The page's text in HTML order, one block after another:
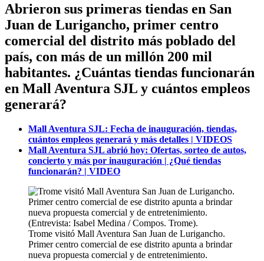
Abrieron sus primeras tiendas en San
Juan de Lurigancho, primer centro
comercial del distrito más poblado del
país, con más de un millón 200 mil
habitantes. ¿Cuántas tiendas funcionarán
en Mall Aventura SJL y cuántos empleos
generará?
Mall Aventura SJL: Fecha de inauguración, tiendas,
cuántos empleos generará y más detalles | VIDEOS
Mall Aventura SJL abrió hoy: Ofertas, sorteo de autos,
concierto y más por inauguración | ¿Qué tiendas
funcionarán? | VIDEO
Trome visitó Mall Aventura San Juan de Lurigancho.
Primer centro comercial de ese distrito apunta a brindar
nueva propuesta comercial y de entretenimiento.